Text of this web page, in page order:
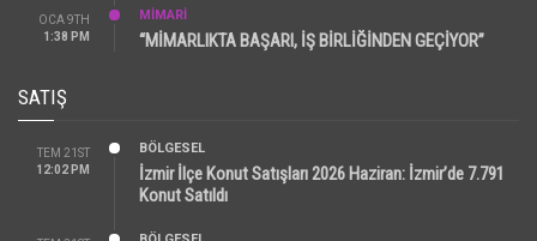
OCA 9TH
1:38 PM
MİMARİ
“MİMARLIKTA BAŞARI, İŞ BİRLİĞİNDEN GEÇİYOR”
SATIŞ
TEM 21ST
12:02 PM
BÖLGESEL
İzmir İlçe Konut Satışları 2026 Haziran: İzmir’de 7.791
Konut Satıldı